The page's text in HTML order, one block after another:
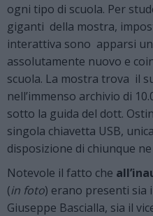
ogni tipo di scuola. Per
giganti della mostra,
interattiva sono apparsi
assolutamente nuovo e
scuola. La mostra trova il
nell’immenso archivio di
sotto la guida del dott.
singola chiavetta USB,
disposizione di chiunque
Notevole il fatto che
(in foto) erano presenti sia
Giuseppe Bascialla, sia il